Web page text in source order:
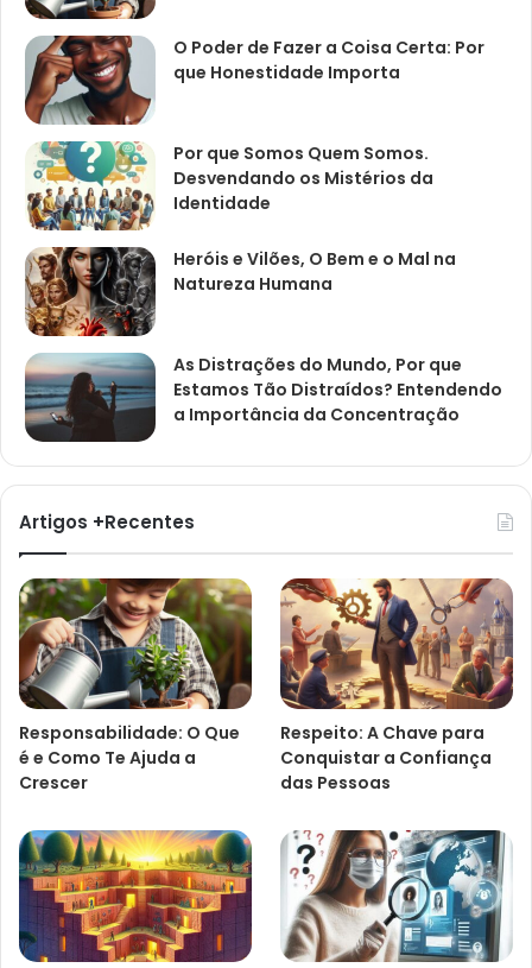
O Poder de Fazer a Coisa Certa: Por
que Honestidade Importa
Por que Somos Quem Somos.
Desvendando os Mistérios da
Identidade
Heróis e Vilões, O Bem e o Mal na
Natureza Humana
As Distrações do Mundo, Por que
Estamos Tão Distraídos? Entendendo
a Importância da Concentração
Artigos +Recentes
Responsabilidade: O Que
é e Como Te Ajuda a
Crescer
Respeito: A Chave para
Conquistar a Confiança
das Pessoas